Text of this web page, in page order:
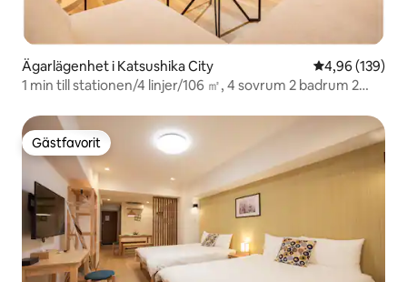
Ägarlägenhet i Katsushika City 4,96 av 5 i
4,96 (139)
1 min till stationen/4 linjer/106 ㎡, 4 sovrum 2 badrum 2
Gästfavorit
Gästfavorit